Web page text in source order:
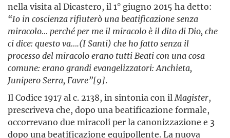
nella visita al Dicastero, il 1° giugno 2015 ha detto:
“Io in coscienza rifiuterò una beatificazione senza
miracolo… perché per me il miracolo è il dito di Dio, che
ci dice: questo va….(I Santi) che ho fatto senza il
processo del miracolo erano tutti Beati con una cosa
comune: erano grandi evangelizzatori: Anchieta,
Junipero Serra, Favre”[9].
Il Codice 1917 al c. 2138, in sintonia con il Magister,
prescriveva che, dopo una beatificazione formale,
occorrevano due miracoli per la canonizzazione e 3
dopo una beatificazione equipollente. La nuova